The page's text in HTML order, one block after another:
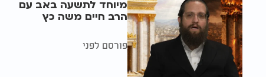
מיוחד לתשעה באב עם
הרב חיים משה כץ
פורסם לפני